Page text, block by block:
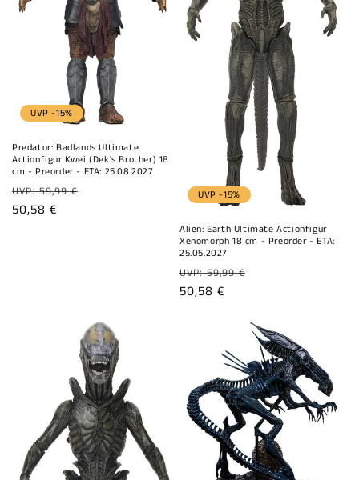
UVP -15%
Predator: Badlands Ultimate
Actionfigur Kwei (Dek's Brother) 18
cm - Preorder - ETA: 25.08.2027
Normaler
Preis
UVP: 59,99 €
Verkaufspreis
50,58 €
UVP -15%
Alien: Earth Ultimate Actionfigur
Xenomorph 18 cm - Preorder - ETA:
25.05.2027
Normaler
Preis
UVP: 59,99 €
Verkaufspreis
50,58 €